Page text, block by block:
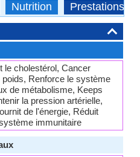
Nutrition Prestations
le cholestérol, Cancer
poids, Renforce le système
de métabolisme, Keeps
la pression artérielle,
de l'énergie, Réduit
immunitaire